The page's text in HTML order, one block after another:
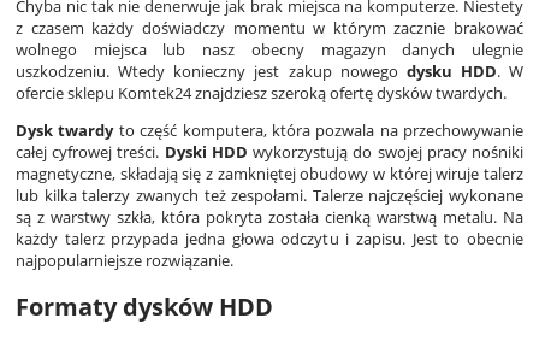
Chyba nic tak nie denerwuje jak brak miejsca na komputerze. Niestety
z czasem każdy doświadczy momentu w którym zacznie brakować
wolnego miejsca lub nasz obecny magazyn danych ulegnie
uszkodzeniu. Wtedy konieczny jest zakup nowego dysku HDD. W
ofercie sklepu Komtek24 znajdziesz szeroką ofertę dysków twardych.
Dysk twardyto część komputera, która pozwala na przechowywanie
całej cyfrowej treści. Dyski HDD wykorzystują do swojej pracy nośniki
magnetyczne, składają się z zamkniętej obudowy w której wiruje talerz
lub kilka talerzy zwanych też zespołami. Talerze najczęściej wykonane
są z warstwy szkła, która pokryta została cienką warstwą metalu. Na
każdy talerz przypada jedna głowa odczytu i zapisu. Jest to obecnie
najpopularniejsze rozwiązanie.
Formaty dysków HDD